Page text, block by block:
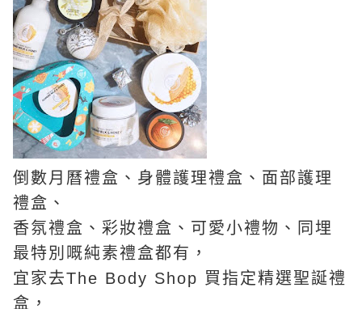
倒數月曆禮盒、身體護理禮盒、面部護理
禮盒、
香氛禮盒、彩妝禮盒、可愛小禮物、同埋
最特別嘅純素禮盒都有，
宜家去The Body Shop 買指定精選聖誕禮
盒，